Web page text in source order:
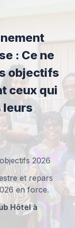
: Ce ne
objectifs
ceux qui
leurs
2026
et repars
en force.
Hôtel à